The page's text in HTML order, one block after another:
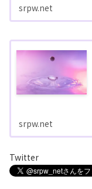
srpw.net
srpw.net
Twitter